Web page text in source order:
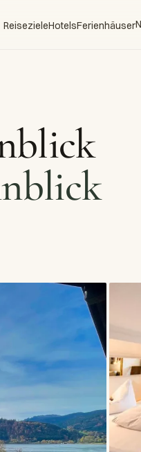
ReisezieleHotelsFerienhäuser